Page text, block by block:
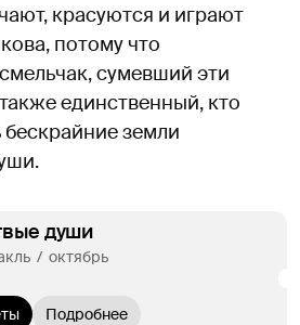
красуются и играют
потому что
сумевший эти
единственный, кто
бескрайние земли
души
/  октябрь
Подробнее